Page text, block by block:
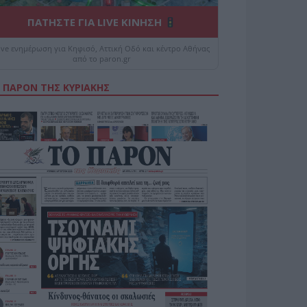
ΠΑΤΗΣΤΕ ΓΙΑ LIVE ΚΙΝΗΣΗ
ενημέρωση για Κηφισό, Αττική Οδό και κέντρο Αθήνας
από το paron.gr
ΤΗΣ ΚΥΡΙΑΚΗΣ